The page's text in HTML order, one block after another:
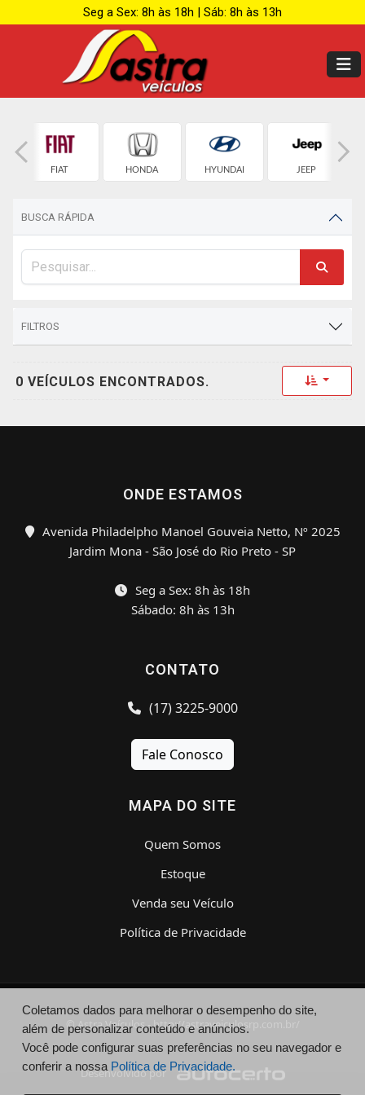
Seg a Sex: 8h às 18h | Sáb: 8h às 13h
FIAT HONDA HYUNDAI JEEP
BUSCA RÁPIDA
FILTROS
0 VEÍCULOS ENCONTRADOS. Toggle
ONDE ESTAMOS
Avenida Philadelpho Manoel Gouveia Netto, Nº 2025
Jardim Mona - São José do Rio Preto - SP
Seg a Sex: 8h às 18h
Sábado: 8h às 13h
CONTATO
(17) 3225-9000
Fale Conosco
MAPA DO SITE
Quem Somos
Estoque
Venda seu Veículo
Política de Privacidade
© Astra Veículos - http://astraveiculosrp.com.br/
Desenvolvido por
Coletamos dados para melhorar o desempenho do site,
além de personalizar conteúdo e anúncios.
Você pode configurar suas preferências no seu navegador e
conferir a nossa Política de Privacidade.